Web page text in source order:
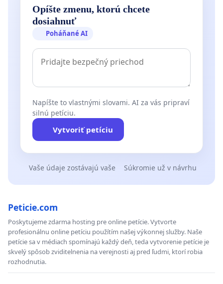
Opíšte zmenu, ktorú chcete
dosiahnuť
Poháňané AI
Napíšte to vlastnými slovami. AI za vás pripraví
silnú petíciu.
Vytvoriť petíciu
Vaše údaje zostávajú vaše Súkromie už v návrhu
Peticie.com
Poskytujeme zdarma hosting pre online petície. Vytvorte
profesionálnu online petíciu použítím našej výkonnej služby. Naše
petície sa v médiach spomínajú každý deň, teda vytvorenie petície je
skvelý spôsob zviditelnenia na verejnosti aj pred ľudmi, ktorí robia
rozhodnutia.